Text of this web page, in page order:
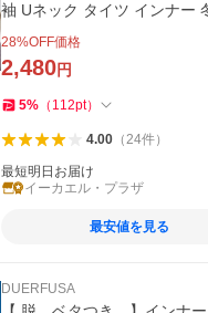
袖 Uネック タイツ インナー
28%OFF価格
2,480円
5% （ 112pt）
4.00（24件）
最短明日お届け
イーカエル・プラザ
最安値を見る
DUERFUSA